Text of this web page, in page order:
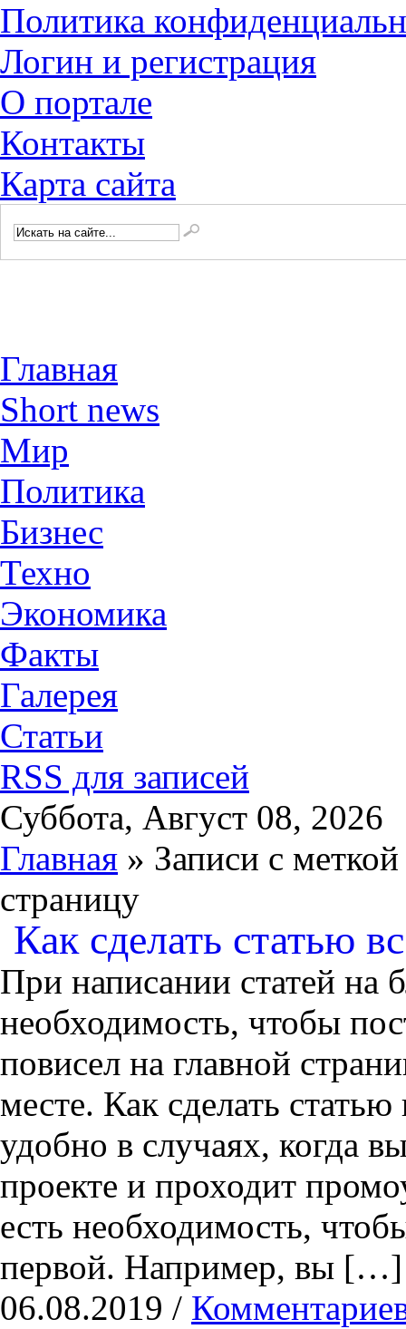
Политика
Логин и регистрация
О портале
Контакты
Карта сайта
Главная
Short news
Мир
Политика
Бизнес
Техно
Экономика
Факты
Галерея
Статьи
RSS для записей
Суббота, Август 08, 2026
Главная » Записи с
страницу
Как сделать статью
При написании статей на
необходимость, чтобы
повисел на главной
месте. Как сделать
удобно в случаях, когда
проекте и проходит
есть необходимость,
первой. Например, вы […]
06.08.2019 /